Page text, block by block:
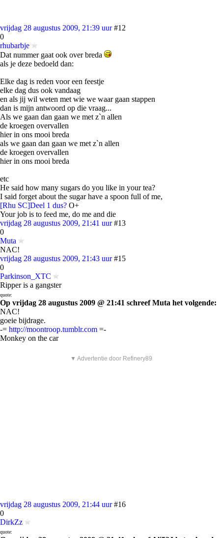
vrijdag 28 augustus 2009, 21:39 uur #12
0
rhubarbje
Dat nummer gaat ook over breda
als je deze bedoeld dan:
Elke dag is reden voor een feestje
elke dag dus ook vandaag
en als jij wil weten met wie we waar gaan stappen
dan is mijn antwoord op die vraag...
Als we gaan dan gaan we met z`n allen
de kroegen overvallen
hier in ons mooi breda
als we gaan dan gaan we met z`n allen
de kroegen overvallen
hier in ons mooi breda
etc
He said how many sugars do you like in your tea?
I said forget about the sugar have a spoon full of me,
[Rhu SC]Deel 1 dus? O+
Your job is to feed me, do me and die
vrijdag 28 augustus 2009, 21:41 uur #13
0
Muta
NAC!
vrijdag 28 augustus 2009, 21:43 uur #15
0
Parkinson_XTC
Ripper is a gangster
quote:
Op vrijdag 28 augustus 2009 @ 21:41 schreef Muta het volgende:
NAC!
goeie bijdrage.
-= http://moontroop.tumblr.com =-
Monkey on the car
▼ Advertentie door Refinery89
vrijdag 28 augustus 2009, 21:44 uur #16
0
DirkZz
quote: